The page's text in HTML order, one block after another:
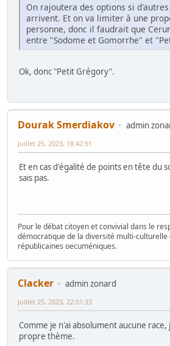
On rajoutera des options si
arrivent. Et on va limiter à une
personne, donc il faudrait que
entre "Sodome et Gomorrhe" et
Ok, donc "Petit Grégory".
Dourak Smerdiakov
admin
Juillet 25, 2023, 18:42:51
Et en cas d'égalité de points en tête du
sais pas.
Pour le débat citoyen et convivial dans le
démocratique de la diversité multi-culturelle
républicaines oecuméniques.
Clacker
admin zonard
Juillet 25, 2023, 22:01:33
Comme je n'ai absolument aucune
propre thème.